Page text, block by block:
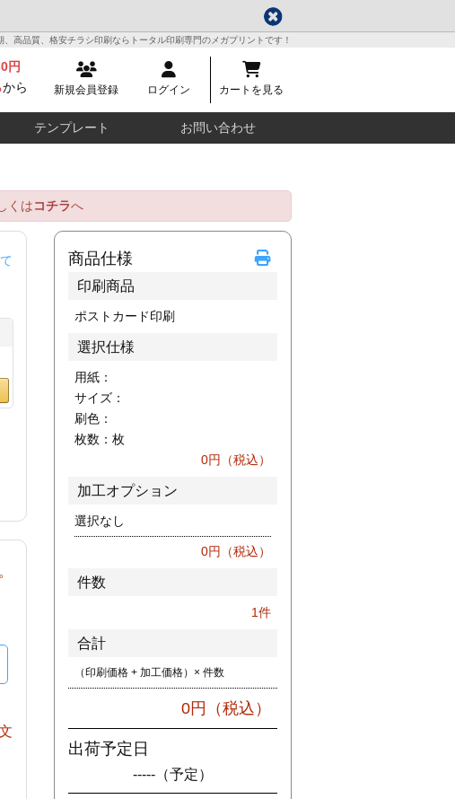
、高品質、格安チラシ印刷ならトータル印刷専門のメガプリントです！
新規会員登録 ログイン カートを見る
円
から
テンプレート お問い合わせ
くはコチラへ
商品仕様
印刷商品
ポストカード印刷
選択仕様
用紙：
サイズ：
刷色：
枚数： 枚
0円（税込）
加工オプション
選択なし
0円（税込）
件数
1件
合計
（印刷価格 + 加工価格）× 件数
0円（税込）
出荷予定日
----- （予定）